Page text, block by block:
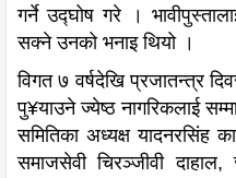
गर्ने उद्घोष गरे ।
सक्ने उनको भनाइ थियो ।
विगत ७ वर्षदेखि प्रजातन्त्र
पु¥याउने ज्येष्ठ नागरिकलाई
समितिका अध्यक्ष यादनरसिंह
समाजसेवी चिरञ्जीवी दाहाल,